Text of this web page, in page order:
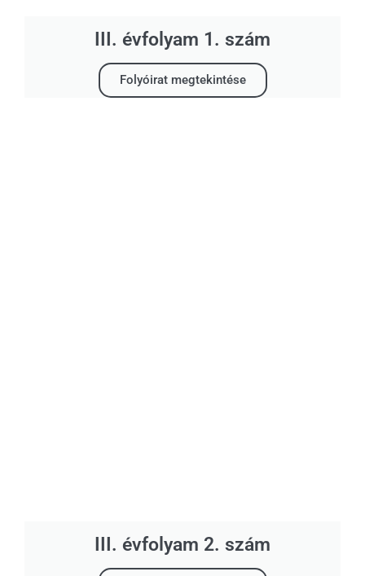
III. évfolyam 1. szám
Folyóirat megtekintése
III. évfolyam 2. szám